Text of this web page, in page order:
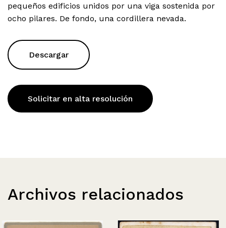
pequeños edificios unidos por una viga sostenida por
ocho pilares. De fondo, una cordillera nevada.
Descargar
Solicitar en alta resolución
Archivos relacionados